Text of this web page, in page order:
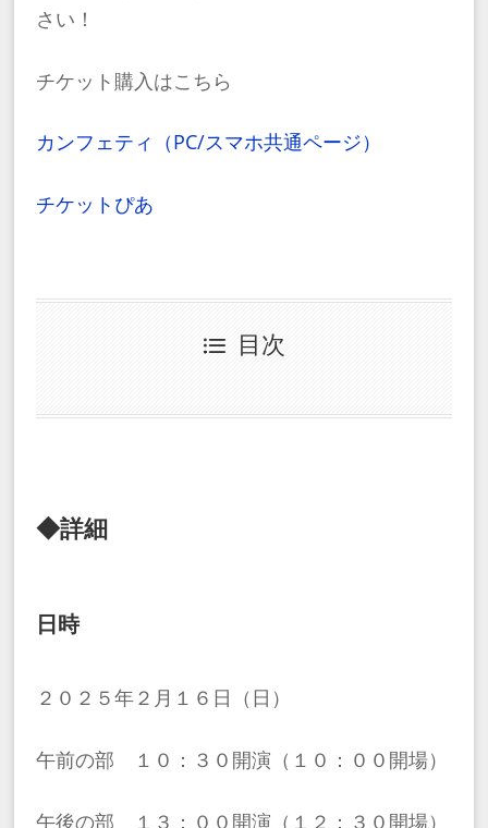
さい！
チケット購入はこちら
カンフェティ（PC/スマホ共通ページ）
チケットぴあ
目次
◆詳細
日時
２０２５年２月１６日（日）
午前の部 １０：３０開演（１０：００開場）
午後の部 １３：００開演（１２：３０開場）